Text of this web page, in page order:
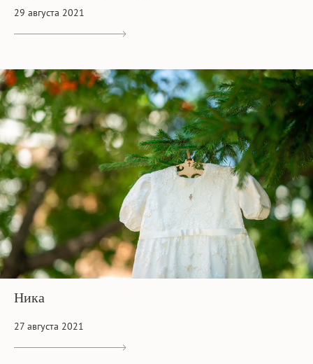
29 августа 2021
Ника
27 августа 2021